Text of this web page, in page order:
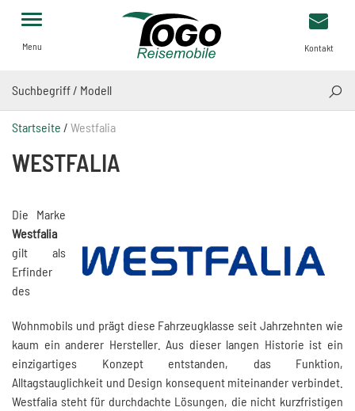
Menu Kontakt
Startseite / Westfalia
WESTFALIA
Die Marke
Westfalia
gilt als
Erfinder
des
Wohnmobils und prägt diese Fahrzeugklasse seit Jahrzehnten wie
kaum ein anderer Hersteller. Aus dieser langen Historie ist ein
einzigartiges Konzept entstanden, das Funktion,
Alltagstauglichkeit und Design konsequent miteinander verbindet.
Westfalia steht für durchdachte Lösungen, die nicht kurzfristigen